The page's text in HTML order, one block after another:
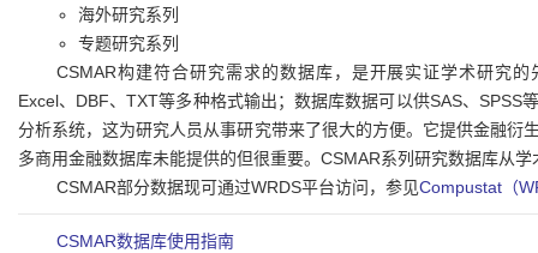
海外研究系列
专题研究系列
CSMAR构建符合研究需求的数据库，是开展实证学术研究
Excel、DBF、TXT等多种格式输出；数据库数据可以供SAS、
分析系统，这为研究人员从事研究带来了很大的方便。它提供金融衍
多商用金融数据库未能提供的但很重要。CSMAR系列研究数据库从
CSMAR部分数据现可通过WRDS平台访问，参见Compustat（
CSMAR数据库使用指南